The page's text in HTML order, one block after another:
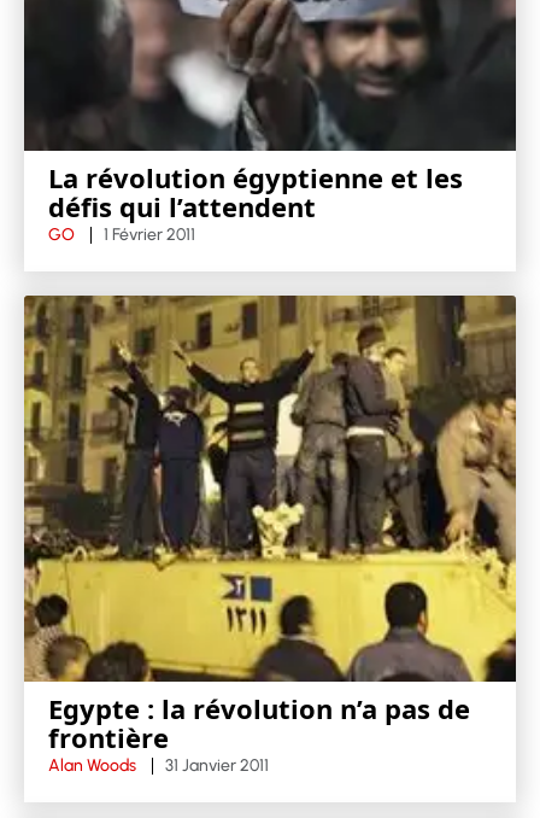
La révolution égyptienne et les
défis qui l’attendent
GO 1 Février 2011
Egypte : la révolution n’a pas de
frontière
Alan Woods 31 Janvier 2011